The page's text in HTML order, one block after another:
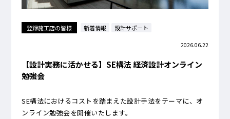
登録施工店の皆様 新着情報 設計サポート
2026.06.22
【設計実務に活かせる】SE構法 経済設計オンライン
勉強会
SE構法におけるコストを踏まえた設計手法をテーマに、オ
ンライン勉強会を開催いたします。